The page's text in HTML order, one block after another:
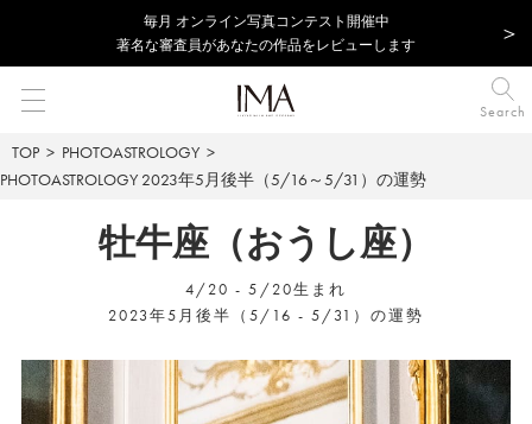
毎⽉ オンライン写真コンテスト開催中
著名な審査員があなたの作品をレビューします
Search
TOP
PHOTOASTROLOGY
PHOTOASTROLOGY 2023年5月後半（5/16～5/31）の運勢
牡牛座（おうし座）
4/20 - 5/20生まれ
2023年5月後半（5/16 - 5/31）の運勢